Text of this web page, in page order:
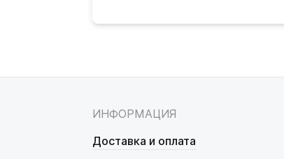
ИНФОРМАЦИЯ
Доставка и оплата